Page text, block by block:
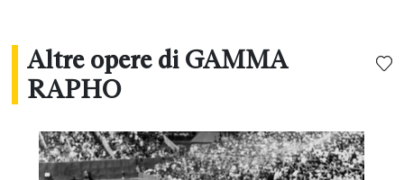
Altre opere di GAMMA
RAPHO